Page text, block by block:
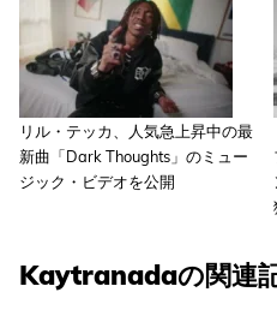
リル・テッカ、人気急上昇中の最
新曲「Dark Thoughts」のミュー
ジック・ビデオを公開
Kaytranadaの関連